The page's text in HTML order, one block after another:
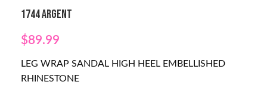
1744 ARGENT
$89.99
LEG WRAP SANDAL HIGH HEEL EMBELLISHED
RHINESTONE